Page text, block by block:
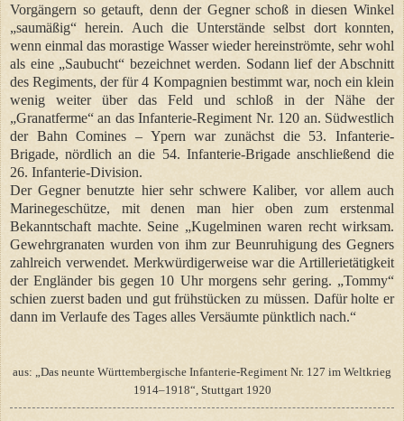
Vorgängern so getauft, denn der Gegner schoß in diesen Winkel
„saumäßig“ herein. Auch die Unterstände selbst dort konnten,
wenn einmal das morastige Wasser wieder hereinströmte, sehr wohl
als eine „Saubucht“ bezeichnet werden. Sodann lief der Abschnitt
des Regiments, der für 4 Kompagnien bestimmt war, noch ein klein
wenig weiter über das Feld und schloß in der Nähe der
„Granatferme“ an das Infanterie-Regiment Nr. 120 an. Südwestlich
der Bahn Comines – Ypern war zunächst die 53. Infanterie-
Brigade, nördlich an die 54. Infanterie-Brigade anschließend die
26. Infanterie-Division.
Der Gegner benutzte hier sehr schwere Kaliber, vor allem auch
Marinegeschütze, mit denen man hier oben zum erstenmal
Bekanntschaft machte. Seine „Kugelminen waren recht wirksam.
Gewehrgranaten wurden von ihm zur Beunruhigung des Gegners
zahlreich verwendet. Merkwürdigerweise war die Artillerietätigkeit
der Engländer bis gegen 10 Uhr morgens sehr gering. „Tommy“
schien zuerst baden und gut frühstücken zu müssen. Dafür holte er
dann im Verlaufe des Tages alles Versäumte pünktlich nach.“
aus: „Das neunte Württembergische Infanterie-Regiment Nr. 127 im Weltkrieg
1914–1918“, Stuttgart 1920